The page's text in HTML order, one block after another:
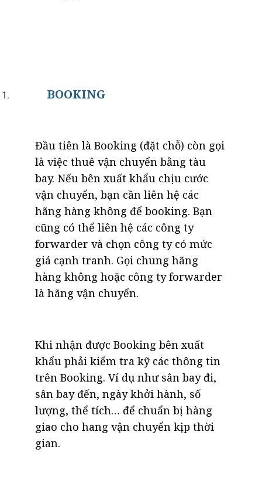
BOOKING
Đầu tiên là Booking (đặt chỗ) còn gọi
là việc thuê vận chuyển bằng tàu
bay. Nếu bên xuất khẩu chịu cước
vận chuyển, bạn cần liên hệ các
hãng hàng không để booking. Bạn
cũng có thể liên hệ các công ty
forwarder và chọn công ty có mức
giá cạnh tranh. Gọi chung hãng
hàng không hoặc công ty forwarder
là hãng vận chuyển.
Khi nhận được Booking bên xuất
khẩu phải kiểm tra kỹ các thông tin
trên Booking. Ví dụ như sân bay đi,
sân bay đến, ngày khởi hành, số
lượng, thể tích… để chuẩn bị hàng
giao cho hang vận chuyển kịp thời
gian.